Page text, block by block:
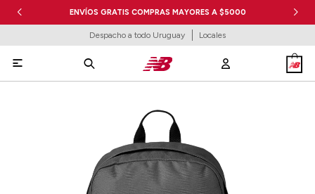
ENVÍOS GRATIS COMPRAS MAYORES A $5000
Despacho a todo Uruguay Locales
